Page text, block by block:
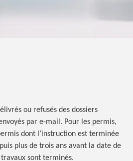
ou refusés des dossiers
par e-mail. Pour les permis,
dont l’instruction est terminée
plus de trois ans avant la date de
sont terminés.